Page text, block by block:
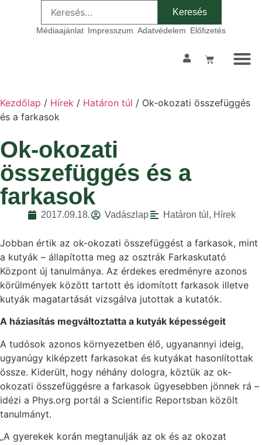
Médiaajánlat Impresszum Adatvédelem Előfizetés
Kezdőlap / Hírek / Határon túl / Ok-okozati összefüggés
és a farkasok
Ok-okozati
összefüggés és a
farkasok
2017.09.18. Vadászlap Határon túl , Hírek
Jobban értik az ok-okozati összefüggést a farkasok, mint
a kutyák – állapította meg az osztrák Farkaskutató
Központ új tanulmánya. Az érdekes eredményre azonos
körülmények között tartott és idomított farkasok illetve
kutyák magatartását vizsgálva jutottak a kutatók.
A háziasítás megváltoztatta a kutyák képességeit
A tudósok azonos környezetben élő, ugyanannyi ideig,
ugyanúgy kiképzett farkasokat és kutyákat hasonlítottak
össze. Kiderült, hogy néhány dologra, köztük az ok-
okozati összefüggésre a farkasok ügyesebben jönnek rá –
idézi a Phys.org portál a Scientific Reportsban közölt
tanulmányt.
„A gyerekek korán megtanulják az ok és az okozat